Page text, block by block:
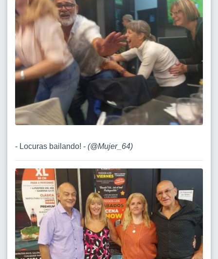
- Locuras bailando! - (@Mujer_64)